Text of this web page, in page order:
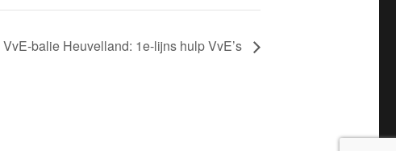
VvE-balie Heuvelland: 1e-lijns hulp VvE’s